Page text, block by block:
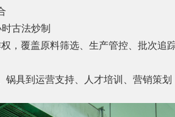
古法炒制
，覆盖原料筛选、生产管控、批次追
锅具到运营支持、人才培训、营销策